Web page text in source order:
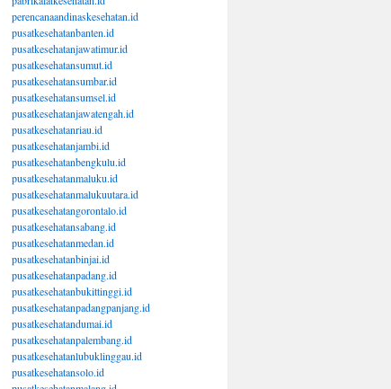
perencanaandinaskesehatan.id
pusatkesehatanbanten.id
pusatkesehatanjawatimur.id
pusatkesehatansumut.id
pusatkesehatansumbar.id
pusatkesehatansumsel.id
pusatkesehatanjawatengah.id
pusatkesehatanriau.id
pusatkesehatanjambi.id
pusatkesehatanbengkulu.id
pusatkesehatanmaluku.id
pusatkesehatanmalukuutara.id
pusatkesehatangorontalo.id
pusatkesehatansabang.id
pusatkesehatanmedan.id
pusatkesehatanbinjai.id
pusatkesehatanpadang.id
pusatkesehatanbukittinggi.id
pusatkesehatanpadangpanjang.id
pusatkesehatandumai.id
pusatkesehatanpalembang.id
pusatkesehatanlubuklinggau.id
pusatkesehatansolo.id